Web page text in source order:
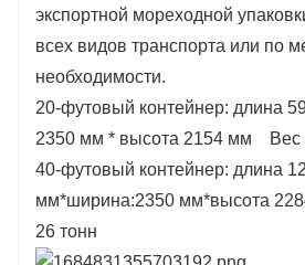
экспортной мореходной
всех видов транспорта или по
необходимости.
20-футовый контейнер: длина
2350 мм * высота 2154 мм Вес
40-футовый контейнер: длина
мм*ширина:2350 мм*высота
26 тонн